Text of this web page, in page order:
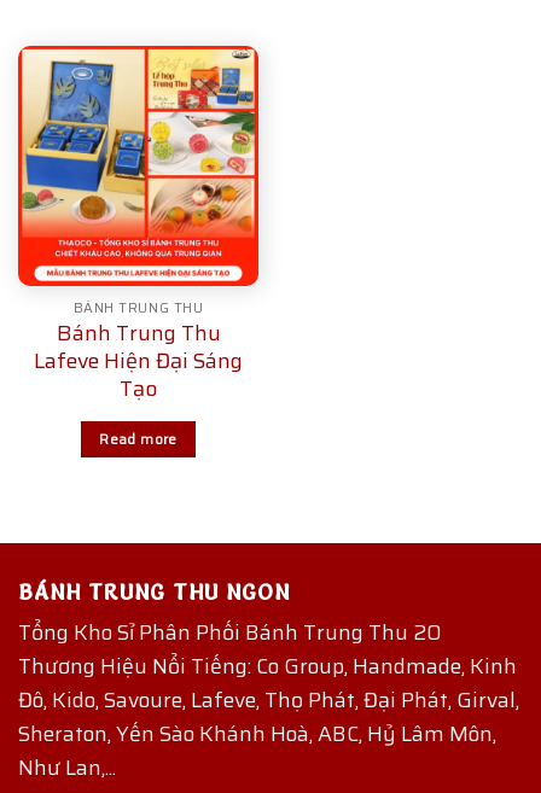
BÁNH TRUNG THU
Bánh Trung Thu
Lafeve Hiện Đại Sáng
Tạo
Read more
BÁNH TRUNG THU NGON
Tổng Kho Sỉ Phân Phối Bánh Trung Thu 20
Thương Hiệu Nổi Tiếng: Co Group, Handmade, Kinh
Đô, Kido, Savoure, Lafeve, Thọ Phát, Đại Phát, Girval,
Sheraton, Yến Sào Khánh Hoà, ABC, Hỷ Lâm Môn,
Như Lan,...